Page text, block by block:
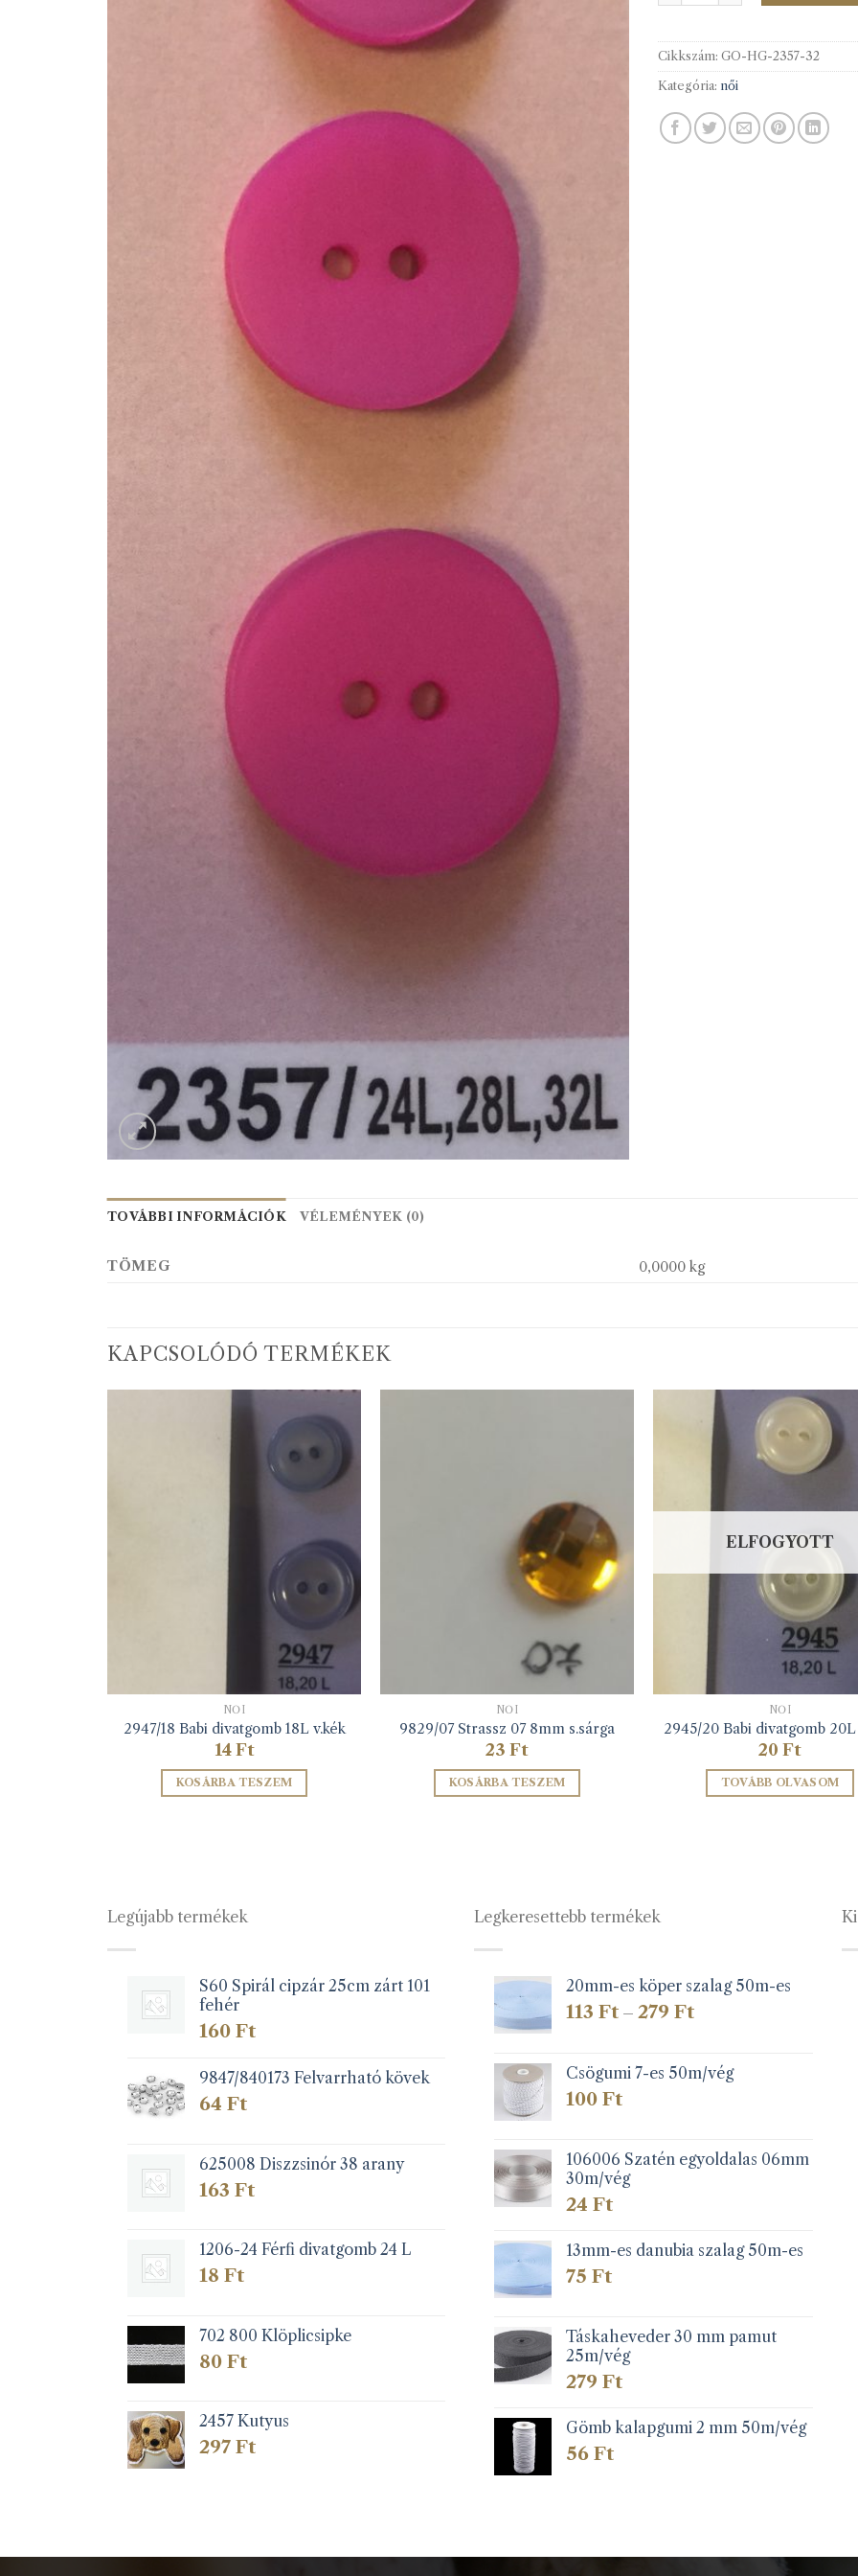
Cikkszám: GO-HG-2357-32
Kategória: női
TOVÁBBI INFORMÁCIÓK VÉLEMÉNYEK (0)
TÖMEG 0,0000 kg
KAPCSOLÓDÓ TERMÉKEK
NŐI
2947/18 Babi divatgomb 18L v.kék
14Ft
KOSÁRBA TESZEM
NŐI
9829/07 Strassz 07 8mm s.sárga
23 Ft
KOSÁRBA TESZEM
ELFOGYOTT
NŐI
2945/20 Babi divatgomb
20 Ft
TOVÁBB OLVASOM
Legújabb termékek
S60 Spirál cipzár 25cm zárt 101
fehér
160 Ft
9847/840173 Felvarrható kövek
64 Ft
625008 Diszzsinór 38 arany
163 Ft
1206-24 Férfi divatgomb 24 L
18 Ft
702 800 Klöplicsipke
80 Ft
2457 Kutyus
297 Ft
Legkeresettebb termékek
20mm-es köper szalag 50m-es
113Ft – 279FtÁrtartomány:
279 Ft
Csögumi 7-es 50m/vég
100Ft
106006 Szatén egyoldalas 06mm
30m/vég
24Ft
13mm-es danubia szalag 50m-es
75Ft
Táskaheveder 30 mm pamut
25m/vég
279Ft
Gömb kalapgumi 2 mm 50m/vég
56Ft